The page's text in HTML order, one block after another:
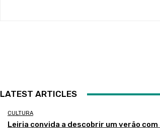
LATEST ARTICLES
CULTURA
Leiria convida a descobrir um verão